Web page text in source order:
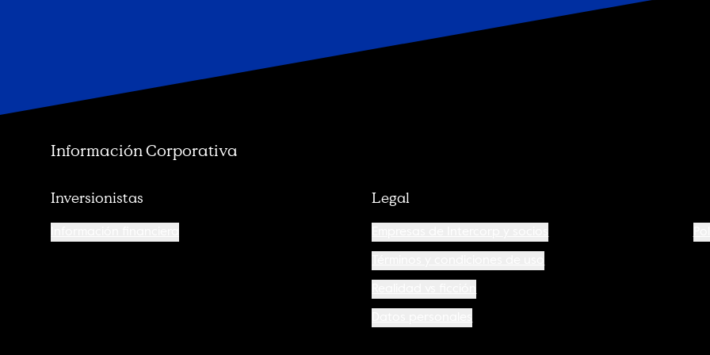
Información Corporativa
Inversionistas Legal